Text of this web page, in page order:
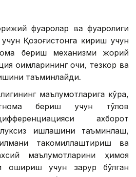
фуқаролар ва фуқаролиги
Қозоғистонга кириш учун
бериш механизми жорий
оқимларининг очиқ, тезкор ва
таъминлайди.
маълумотларига кўра,
бериш учун тўлов
ахборот
ишлашини таъминлаш,
такомиллаштириш ва
маълумотларини ҳимоя
ошириш учун зарур бўлган